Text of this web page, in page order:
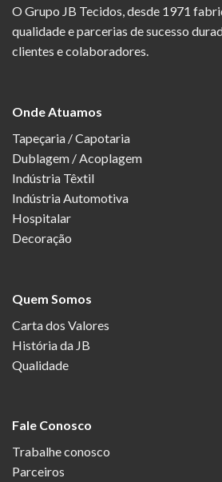
O Grupo JB Tecidos, desde 1971
qualidade e parcerias de sucesso
clientes e colaboradores.
Onde Atuamos
Tapeçaria / Capotaria
Dublagem / Acoplagem
Indústria Têxtil
Indústria Automotiva
Hospitalar
Decoração
Quem Somos
Carta dos Valores
História da JB
Qualidade
Fale Conosco
Trabalhe conosco
Parceiros